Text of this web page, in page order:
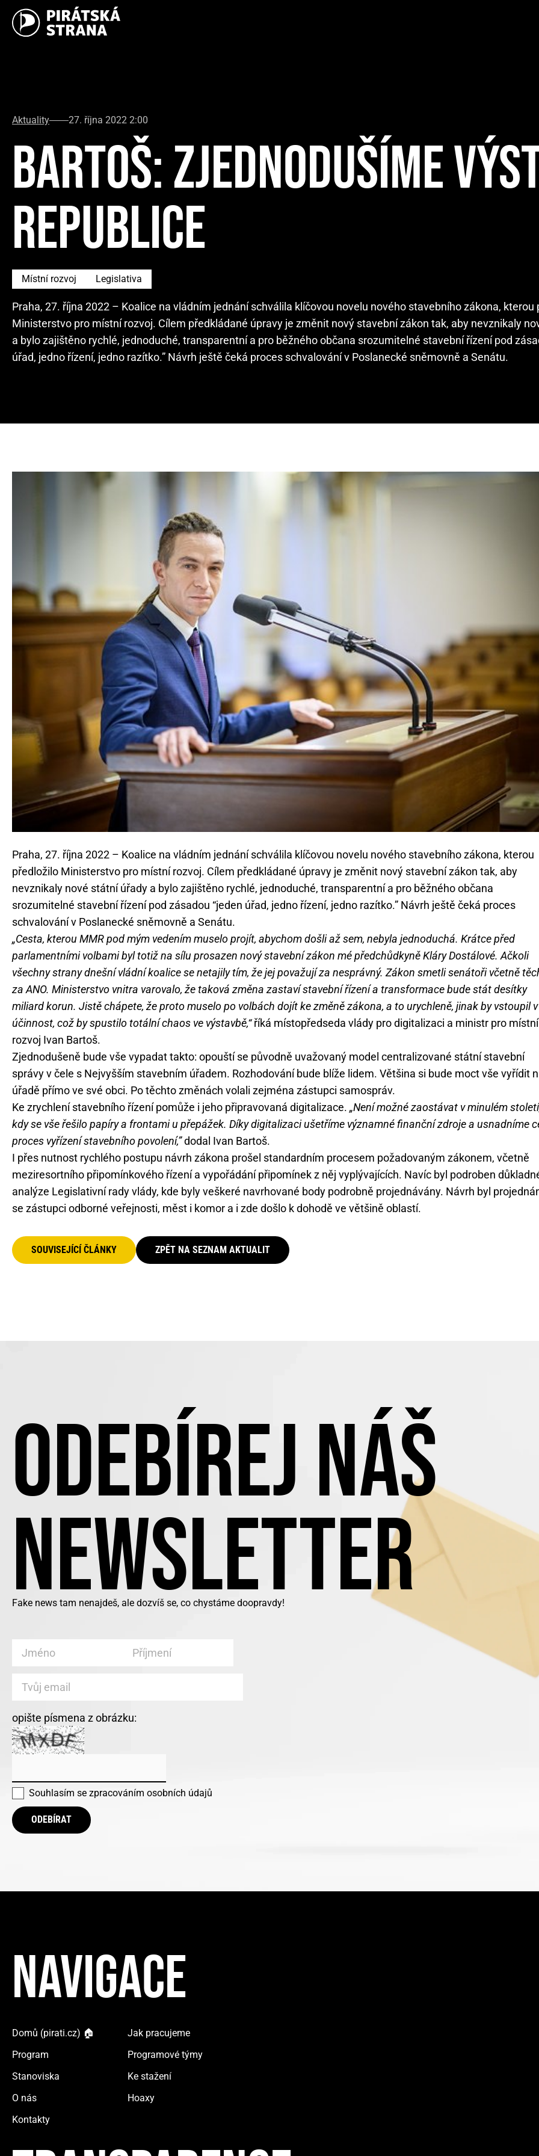
Aktuality 27. října 2022 2:00
BARTOŠ: ZJEDNODUŠÍME
REPUBLICE
Místní rozvoj Legislativa
Praha, 27. října 2022 – Koalice na vládním jednání schválila klíčovou novelu nového stavebního zákona, kterou
Ministerstvo pro místní rozvoj. Cílem předkládané úpravy je změnit nový stavební zákon tak, aby nevznikaly
a bylo zajištěno rychlé, jednoduché, transparentní a pro běžného občana srozumitelné stavební řízení pod
úřad, jedno řízení, jedno razítko.” Návrh ještě čeká proces schvalování v Poslanecké sněmovně a Senátu.
Praha, 27. října 2022 – Koalice na vládním jednání schválila klíčovou novelu nového stavebního zákona, kterou
předložilo Ministerstvo pro místní rozvoj. Cílem předkládané úpravy je změnit nový stavební zákon tak, aby
nevznikaly nové státní úřady a bylo zajištěno rychlé, jednoduché, transparentní a pro běžného občana
srozumitelné stavební řízení pod zásadou “jeden úřad, jedno řízení, jedno razítko.” Návrh ještě čeká proces
schvalování v Poslanecké sněmovně a Senátu.
„Cesta, kterou MMR pod mým vedením muselo projít, abychom došli až sem, nebyla jednoduchá. Krátce před
parlamentními volbami byl totiž na sílu prosazen nový stavební zákon mé předchůdkyně Kláry Dostálové. Ačkoli
všechny strany dnešní vládní koalice se netajily tím, že jej považují za nesprávný. Zákon smetli senátoři včetně
za ANO. Ministerstvo vnitra varovalo, že taková změna zastaví stavební řízení a transformace bude stát desítky
miliard korun. Jistě chápete, že proto muselo po volbách dojít ke změně zákona, a to urychleně, jinak by vstoupil v
účinnost, což by spustilo totální chaos ve výstavbě,“říká místopředseda vlády pro digitalizaci a ministr pro místní
rozvoj Ivan Bartoš.
Zjednodušeně bude vše vypadat takto: opouští se původně uvažovaný model centralizované státní stavební
správy v čele s Nejvyšším stavebním úřadem. Rozhodování bude blíže lidem. Většina si bude moct vše vyřídit
úřadě přímo ve své obci. Po těchto změnách volali zejména zástupci samospráv.
Ke zrychlení stavebního řízení pomůže i jeho připravovaná digitalizace. „Není možné zaostávat v minulém
kdy se vše řešilo papíry a frontami u přepážek. Díky digitalizaci ušetříme významné finanční zdroje a usnadníme
proces vyřízení stavebního povolení,”dodal Ivan Bartoš.
I přes nutnost rychlého postupu návrh zákona prošel standardním procesem požadovaným zákonem, včetně
meziresortního připomínkového řízení a vypořádání připomínek z něj vyplývajících. Navíc byl podroben
analýze Legislativní rady vlády, kde byly veškeré navrhované body podrobně projednávány. Návrh byl
se zástupci odborné veřejnosti, měst i komor a i zde došlo k dohodě ve většině oblastí.
SOUVISEJÍCÍ ČLÁNKY ZPĚT NA SEZNAM AKTUALIT
ODEBÍREJ NÁŠ
NEWSLETTER
Fake news tam nenajdeš, ale dozvíš se, co chystáme doopravdy!
opište písmena z obrázku:
Souhlasím se zpracováním osobních údajů
ODEBÍRAT
NAVIGACE
Domů (pirati.cz) 🏠
Jak pracujeme
Program
Programové týmy
Stanoviska
Ke stažení
O nás
Hoaxy
Kontakty